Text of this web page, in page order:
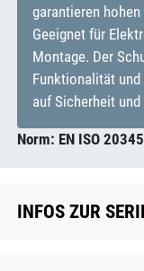
garantieren
Geeignet für
Montage. Der
Funktionalität
auf Sicherheit
Norm: EN ISO
INFOS ZUR